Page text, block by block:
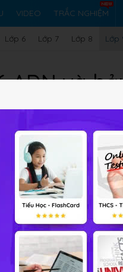
VIDEO TRẮC NGHIỆM
Lớp 6 Lớp 7 Lớp 8 Lớp
ADN và
đáp án và lời giải giúp các